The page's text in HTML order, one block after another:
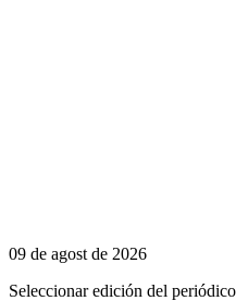
09 de agost de 2026
Seleccionar edición del periódico